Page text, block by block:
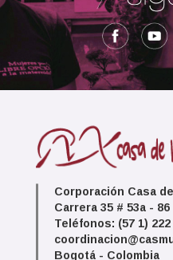
Corporación Casa
Carrera 35 # 53a - 86
Teléfonos: (57 1) 222
Bogotá - Colombia